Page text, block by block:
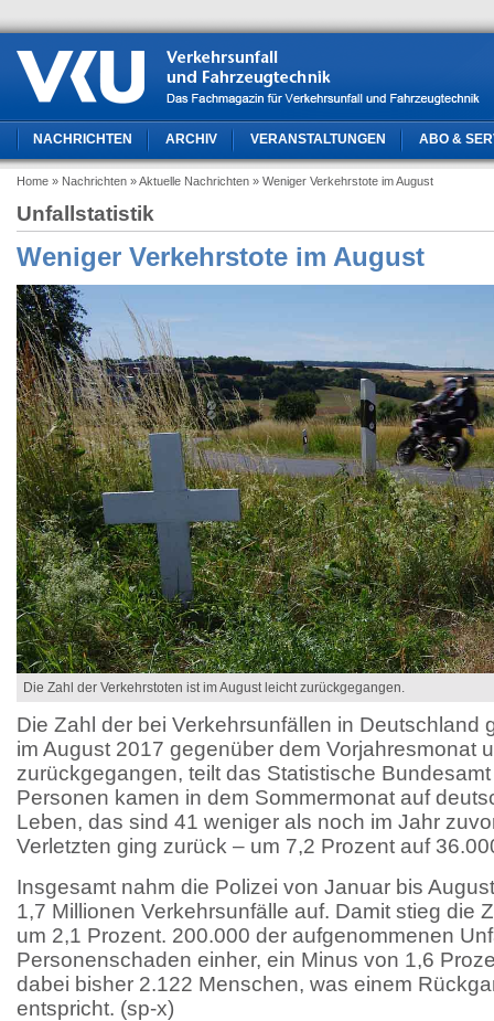
NACHRICHTEN ARCHIV VERANSTALTUNGEN ABO &
Home » Nachrichten » Aktuelle Nachrichten » Weniger Verkehrstote im August
Unfallstatistik
Weniger Verkehrstote im August
Die Zahl der Verkehrstoten ist im August leicht zurückgegangen.
Die Zahl der bei Verkehrsunfällen in Deutschland
im August 2017 gegenüber dem Vorjahresmonat
zurückgegangen, teilt das Statistische
Personen kamen in dem Sommermonat auf
Leben, das sind 41 weniger als noch im Jahr
Verletzten ging zurück – um 7,2 Prozent auf
Insgesamt nahm die Polizei von Januar bis
1,7 Millionen Verkehrsunfälle auf. Damit stieg die
um 2,1 Prozent. 200.000 der aufgenommenen
Personenschaden einher, ein Minus von 1,6
dabei bisher 2.122 Menschen, was einem
entspricht. (sp-x)